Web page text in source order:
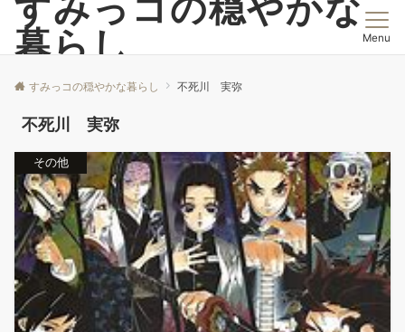
暮らし
Menu
すみっコの穏やかな暮らし 不死川 実弥
不死川 実弥
その他